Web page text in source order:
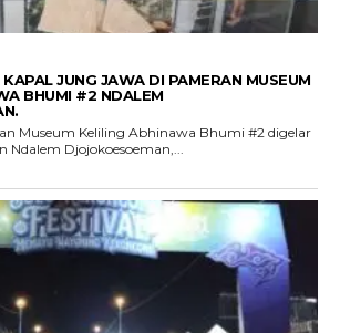
JUNG JAWA DI PAMERAN MUSEUM
BHUMI #2 NDALEM
Museum Keliling Abhinawa Bhumi #2 digelar
Djojokoesoeman,...